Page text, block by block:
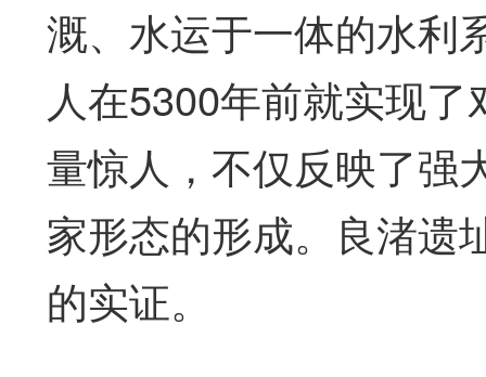
溉、水运于一体的水利
人在5300年前就实现
量惊人，不仅反映了强
家形态的形成。良渚遗
的实证。